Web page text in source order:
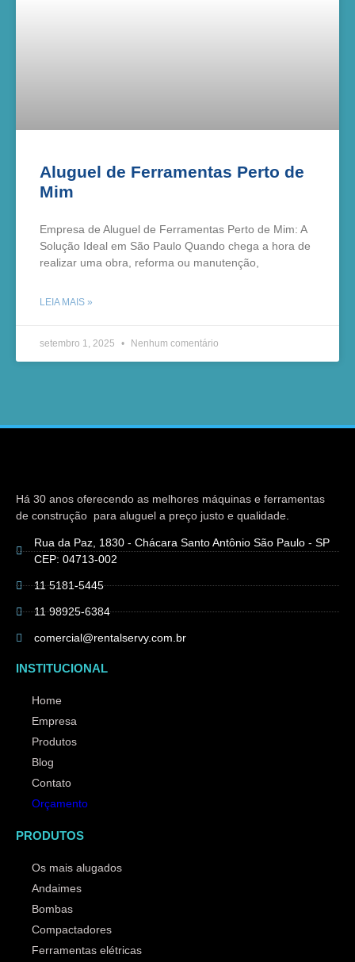
Aluguel de Ferramentas Perto de
Mim
Empresa de Aluguel de Ferramentas Perto de Mim: A
Solução Ideal em São Paulo Quando chega a hora de
realizar uma obra, reforma ou manutenção,
LEIA MAIS »
setembro 1, 2025 Nenhum comentário
Há 30 anos oferecendo as melhores máquinas e ferramentas
de construção para aluguel a preço justo e qualidade.
Rua da Paz, 1830 - Chácara Santo Antônio São Paulo - SP
CEP: 04713-002
11 5181-5445
11 98925-6384
comercial@rentalservy.com.br
INSTITUCIONAL
Home
Empresa
Produtos
Blog
Contato
Orçamento
PRODUTOS
Os mais alugados
Andaimes
Bombas
Compactadores
Ferramentas elétricas